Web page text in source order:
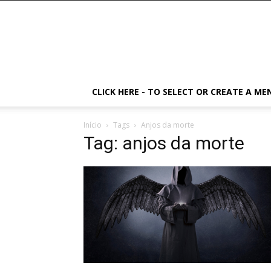
CLICK HERE - TO SELECT OR CREATE A
Início Tags Anjos da morte
Tag: anjos da morte